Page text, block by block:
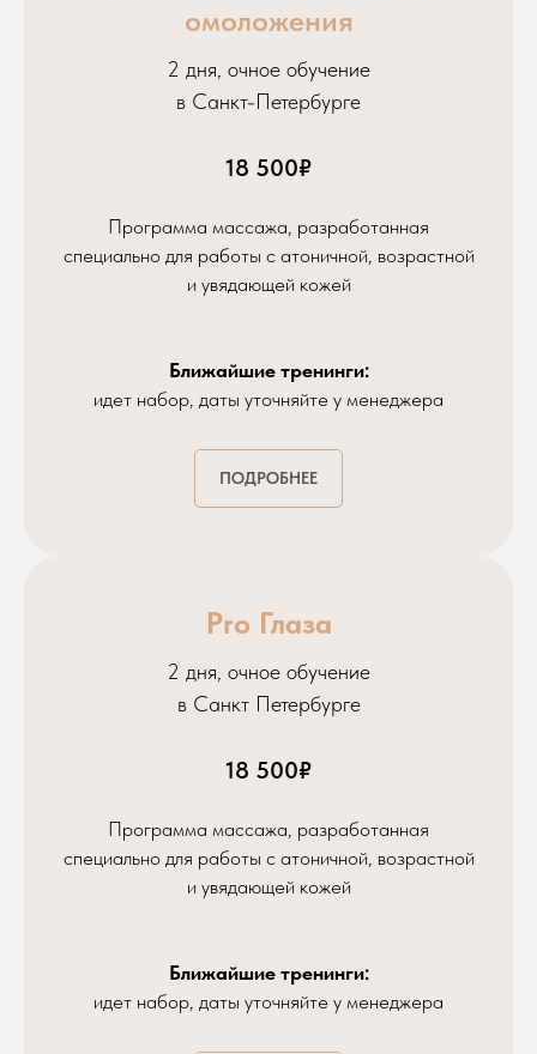
омоложения
2 дня, очное обучение
в Санкт-Петербурге
18 500₽
Программа массажа, разработанная
специально для работы с атоничной, возрастной
и увядающей кожей
Ближайшие тренинги:
идет набор, даты уточняйте у менеджера
ПОДРОБНЕЕ
Pro Глаза
2 дня, очное обучение
в Санкт Петербурге
18 500₽
Программа массажа, разработанная
специально для работы с атоничной, возрастной
и увядающей кожей
Ближайшие тренинги:
идет набор, даты уточняйте у менеджера
Инстаграм shubina_facepro
Телефон/whatsapp
+ 7 909 580 12 29